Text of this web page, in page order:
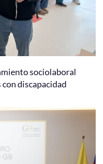
sociolaboral
discapacidad